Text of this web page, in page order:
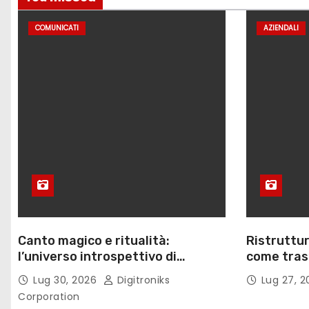
COMUNICATI
Canto magico e ritualità:
l’universo introspettivo di
Lilinanna
Lug 30, 2026
Digitroniks
Corporation
AZIENDALI
come
lavoro
Lug 27,